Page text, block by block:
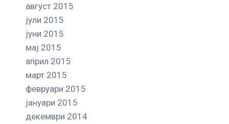
август 2015
јули 2015
јуни 2015
мај 2015
април 2015
март 2015
февруари 2015
јануари 2015
декември 2014